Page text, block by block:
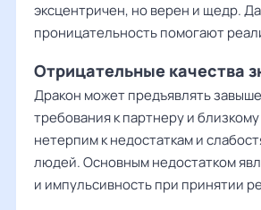
эксцентричен, но верен и щедр.
проницательность помогают
Отрицательные качества
Дракон может предъявлять
требования к партнеру и
нетерпим к недостаткам и
людей. Основным недостатком
и импульсивность при принятии